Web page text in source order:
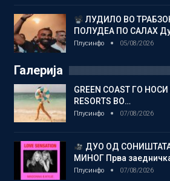
ЛУДИЛО ВО
ПОЛУДЕА ПО САЛАХ
Плусинфо 05/08/2026
Галерија
GREEN COAST ГО НОСИ
RESORTS ВО…
Плусинфо 07/08/2026
ДУО ОД
МИНОГ Прва
Плусинфо 07/08/2026